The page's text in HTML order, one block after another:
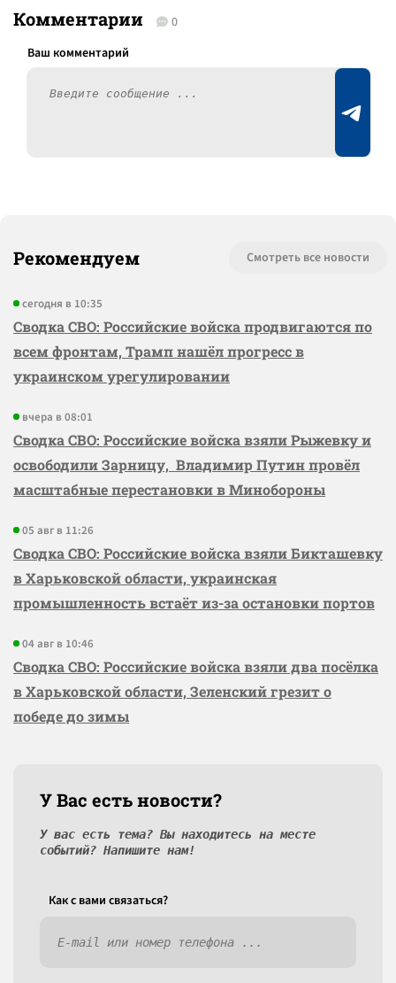
Комментарии 0
Рекомендуем Смотреть все новости
сегодня в 10:35
Сводка СВО: Российские войска продвигаются по
всем фронтам, Трамп нашёл прогресс в
украинском урегулировании
вчера в 08:01
Сводка СВО: Российские войска взяли Рыжевку и
освободили Зарницу, Владимир Путин провёл
масштабные перестановки в Минобороны
05 авг в 11:26
Сводка СВО: Российские войска взяли Бикташевку
в Харьковской области, украинская
промышленность встаёт из-за остановки портов
04 авг в 10:46
Сводка СВО: Российские войска взяли два посёлка
в Харьковской области, Зеленский грезит о
победе до зимы
У Вас есть новости?
У вас есть тема? Вы находитесь на месте
событий? Напишите нам!
Как c вами связаться?